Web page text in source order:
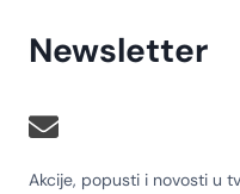
Newsletter
Akcije, popusti i novosti u